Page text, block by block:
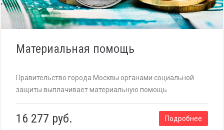
Материальная помощь
Правительство города Москвы органами социальной
защиты выплачивает материальную помощь
16 277 руб. Подробнее